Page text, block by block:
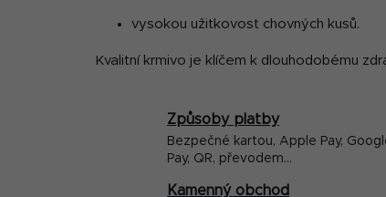
vysokou užitkovost chovných kusů.
Kvalitní krmivo je klíčem k dlouhodobému
Způsoby platby
Bezpečné kartou, Apple Pay,
Pay, QR, převodem...
Kamenný obchod